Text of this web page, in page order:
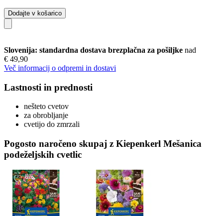
Dodajte v košarico
Slovenija: standardna dostava brezplačna za pošiljke nad
€ 49,90
Več informacij o odpremi in dostavi
Lastnosti in prednosti
nešteto cvetov
za obrobljanje
cvetijo do zmrzali
Pogosto naročeno skupaj z Kiepenkerl Mešanica
podeželjskih cvetlic